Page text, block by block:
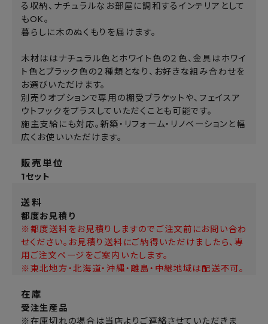
る収納、ナチュラルなお部屋に調和するインテリアとして
もOK。
暮らしに木のぬくもりを届けます。
木材ははナチュラル色とホワイト色の２色、金具はホワイ
ト色とブラック色の２種類となり、お好きな組み合わせを
お選びいただけます。
別売りオプションで専用の棚受ブラケットや、フェイスア
ウトフックをプラスしていただくことも可能です。
施主支給にも対応。新築・リフォーム・リノベーションと幅
広くお使いいただけます。
販売単位
1セット
送料
都度お見積り
※都度送料をお見積りしますのでご注文前にお問い合わ
せください。お見積り送料にご納得いただけましたら、専
用ご注文ページをご案内いたします。
※東北地方・北海道・沖縄・離島・中継地域は配送不可。
在庫
受注生産品
※在庫切れの場合は当店よりご連絡させていただきま